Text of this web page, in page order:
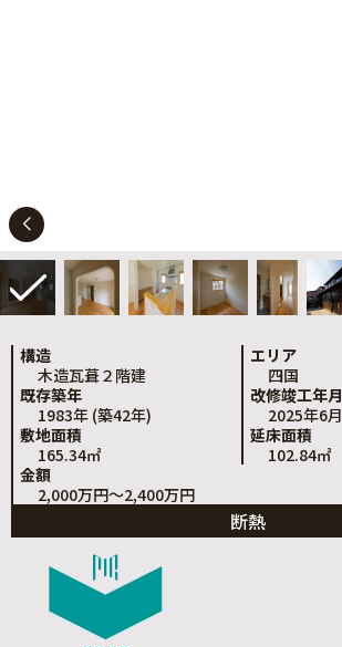
構造
木造瓦葺２階建
エリア
四国
既存築年
1983年 (築42年)
改修竣工年月
2025年6月
敷地面積
165.34㎡
延床面積
102.84㎡
金額
2,000万円～2,400万円
断熱